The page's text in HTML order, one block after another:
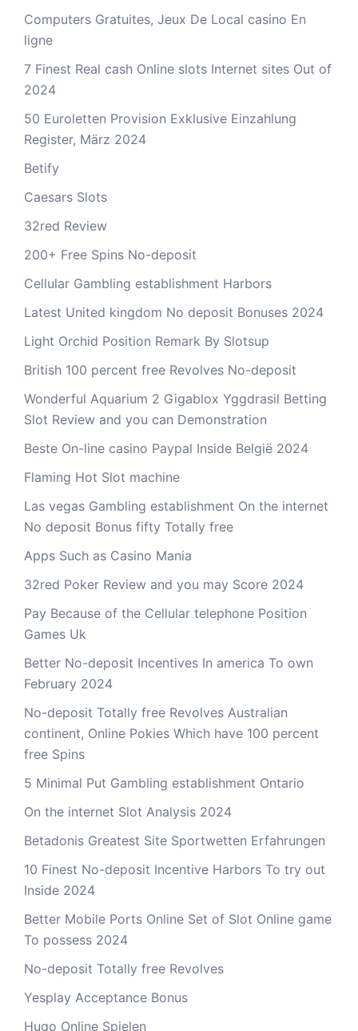
Computers Gratuites, Jeux De Local casino En
ligne
7 Finest Real cash Online slots Internet sites Out of
2024
50 Euroletten Provision Exklusive Einzahlung
Register, März 2024
Betify
Caesars Slots
32red Review
200+ Free Spins No-deposit
Cellular Gambling establishment Harbors
Latest United kingdom No deposit Bonuses 2024
Light Orchid Position Remark By Slotsup
British 100 percent free Revolves No-deposit
Wonderful Aquarium 2 Gigablox Yggdrasil Betting
Slot Review and you can Demonstration
Beste On-line casino Paypal Inside België 2024
Flaming Hot Slot machine
Las vegas Gambling establishment On the internet
No deposit Bonus fifty Totally free
Apps Such as Casino Mania
32red Poker Review and you may Score 2024
Pay Because of the Cellular telephone Position
Games Uk
Better No-deposit Incentives In america To own
February 2024
No-deposit Totally free Revolves Australian
continent, Online Pokies Which have 100 percent
free Spins
5 Minimal Put Gambling establishment Ontario
On the internet Slot Analysis 2024
Betadonis Greatest Site Sportwetten Erfahrungen
10 Finest No-deposit Incentive Harbors To try out
Inside 2024
Better Mobile Ports Online Set of Slot Online game
To possess 2024
No-deposit Totally free Revolves
Yesplay Acceptance Bonus
Hugo Online Spielen